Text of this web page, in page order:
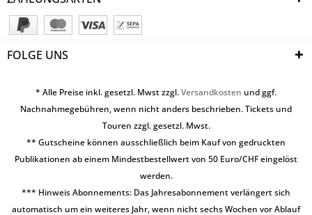
FOLGE UNS
* Alle Preise inkl. gesetzl. Mwst zzgl.Versandkosten und ggf.
Nachnahmegebühren, wenn nicht anders beschrieben. Tickets und
Touren zzgl. gesetzl. Mwst.
** Gutscheine können ausschließlich beim Kauf von gedruckten
Publikationen ab einem Mindestbestellwert von 50 Euro/CHF eingelöst
werden.
*** Hinweis Abonnements: Das Jahresabonnement verlängert sich
automatisch um ein weiteres Jahr, wenn nicht sechs Wochen vor Ablauf